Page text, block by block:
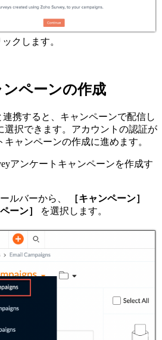
クします。
ペーンの作成
連携すると、キャンペーンで配信し
選択できます。アカウントの認証が
ャンペーンの作成に進めます。
アンケートキャンペーンを作成す
ルバーから、
［キャンペーン］
ーン］ を選択します。